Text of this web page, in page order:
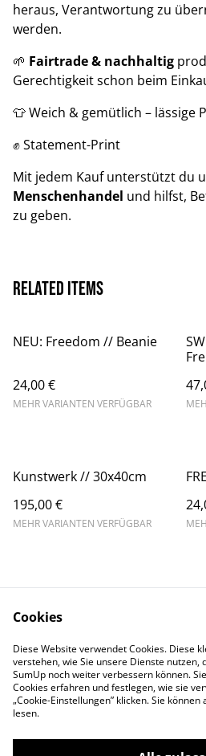
heraus, Verantwortung zu
werden.
🌱 Fairtrade & nachhaltig
Gerechtigkeit schon beim
👕 Weich & gemütlich – lässige
✊ Statement-Print
Mit jedem Kauf unterstützt du
Menschenhandel und hilfst,
zu geben.
Related items
NEU: Freedom // Beanie
24,00 €
MEHR VARIANTEN VERFÜGBAR
Kunstwerk // 30x40cm
195,00 €
MEHR VARIANTEN VERFÜGBAR
Kontakt
Datenschutz
Cookies
Diese Website verwendet Cookies. Diese
verstehen, wie Sie unsere Dienste
SumUp noch weiter verbessern können.
Cookies erfahren und festlegen, wie sie
„Cookie-Einstellungen” klicken. Sie können
lesen.